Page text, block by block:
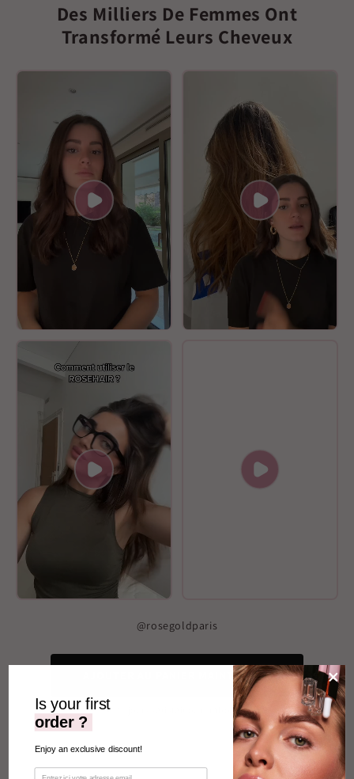
Des Milliers De Femmes Ont
Transformé Leurs Cheveux
@rosegoldparis
AJOUTER AU PANIER MAINTENANT
30 jours satisfait ou remboursé
Is your first
order ?
Enjoy an exclusive discount!